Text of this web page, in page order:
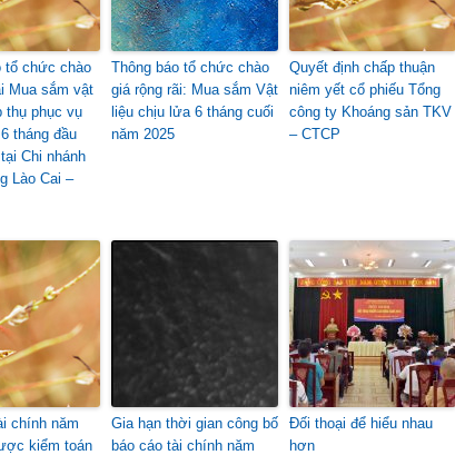
tổ chức chào
Mua sắm vật
thụ phục vụ
tháng đầu
Chi nhánh
Lào Cai –
Thông báo tổ chức chào
giá rộng rãi: Mua sắm Vật
liệu chịu lửa 6 tháng cuối
năm 2025
Quyết định chấp thuận
niêm yết cổ phiếu Tổng
công ty Khoáng sản TKV
– CTCP
chính năm
kiểm toán
Gia hạn thời gian công bố
báo cáo tài chính năm
Đối thoại để hiểu nhau
hơn